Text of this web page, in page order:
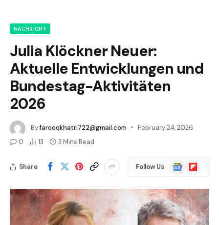
NACHRICHT
Julia Klöckner Neuer:
Aktuelle Entwicklungen und
Bundestag-Aktivitäten
2026
Byfarooqkhatri722@gmail.com
February 24, 2026
0
13 3 Mins Read
Share Follow Us
Google
News
Flipboard